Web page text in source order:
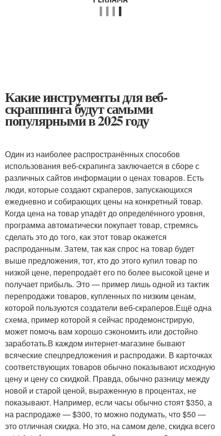
Какие инструменты для веб-
скраппинга будут самыми
популярными в 2025 году
Один из наиболее распространённых способов
использования веб-скрапинга заключается в сборе с
различных сайтов информации о ценах товаров. Есть
люди, которые создают скраперов, запускающихся
ежедневно и собирающих цены на конкретный товар.
Когда цена на товар упадёт до определённого уровня,
программа автоматически покупает товар, стремясь
сделать это до того, как этот товар окажется
распроданным. Затем, так как спрос на товар будет
выше предложения, тот, кто до этого купил товар по
низкой цене, перепродаёт его по более высокой цене и
получает прибыль. Это — пример лишь одной из тактик
перепродажи товаров, купленных по низким ценам,
которой пользуются создатели веб-скраперов.Ещё одна
схема, пример которой я сейчас продемонстрирую,
может помочь вам хорошо сэкономить или достойно
заработать.В каждом интернет-магазине бывают
всяческие спецпредложения и распродажи. В карточках
соответствующих товаров обычно показывают исходную
цену и цену со скидкой. Правда, обычно разницу между
новой и старой ценой, выраженную в процентах, не
показывают. Например, если часы обычно стоят $350, а
на распродаже — $300, то можно подумать, что $50 —
это отличная скидка. Но это, на самом деле, скидка всего